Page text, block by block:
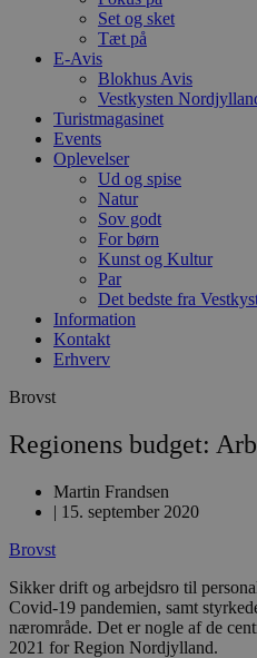
Set og sket
Tæt på
E-Avis
Blokhus Avis
Vestkysten
Turistmagasinet
Events
Oplevelser
Ud og spise
Natur
Sov godt
For børn
Kunst og Kultur
Par
Det bedste fra
Information
Kontakt
Erhverv
Brovst
Regionens budget:
Martin Frandsen
| 15. september 2020
Brovst
Sikker drift og arbejdsro til
Covid-19 pandemien, samt
nærområde. Det er nogle af de
2021 for Region Nordjylland.